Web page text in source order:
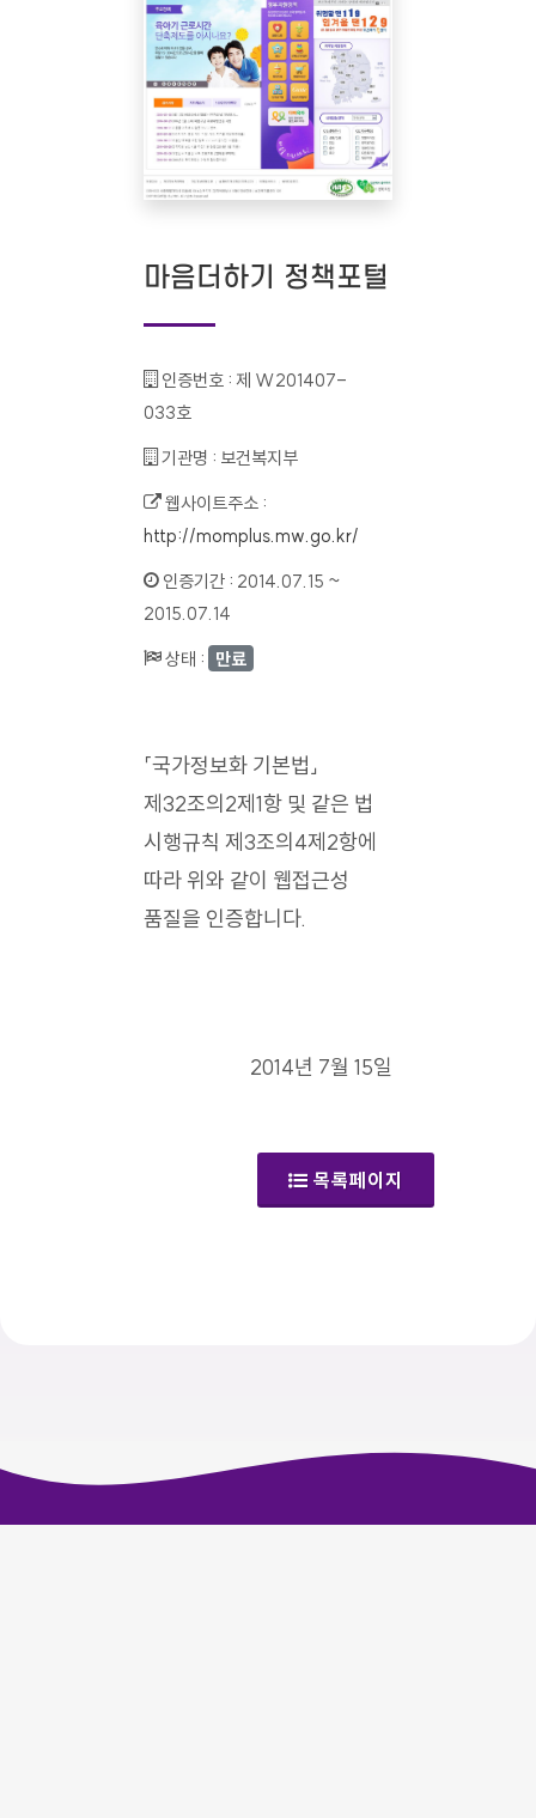
마음더하기 정책포털
인증번호 : 제 W201407-
033호
기관명 : 보건복지부
웹사이트주소 :
http://momplus.mw.go.kr/
인증기간 : 2014.07.15 ~
2015.07.14
상태 : 만료
「국가정보화 기본법」
제32조의2제1항 및 같은 법
시행규칙 제3조의4제2항에
따라 위와 같이 웹접근성
품질을 인증합니다.
2014년 7월 15일
목록페이지